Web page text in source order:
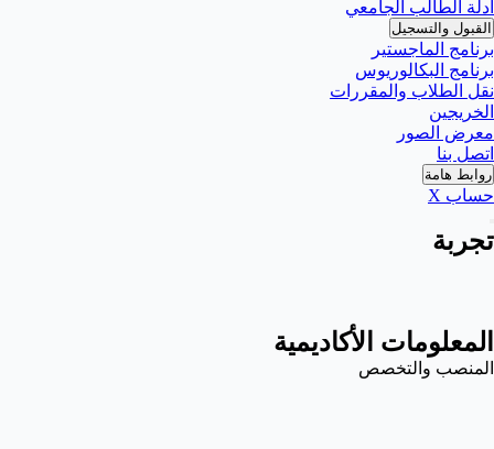
أدلة الطالب الجامعي
القبول والتسجيل
برنامج الماجستير
برنامج البكالوريوس
نقل الطلاب والمقررات
الخريجين
معرض الصور
اتصل بنا
روابط هامة
حساب X
تجربة
المعلومات الأكاديمية
المنصب والتخصص